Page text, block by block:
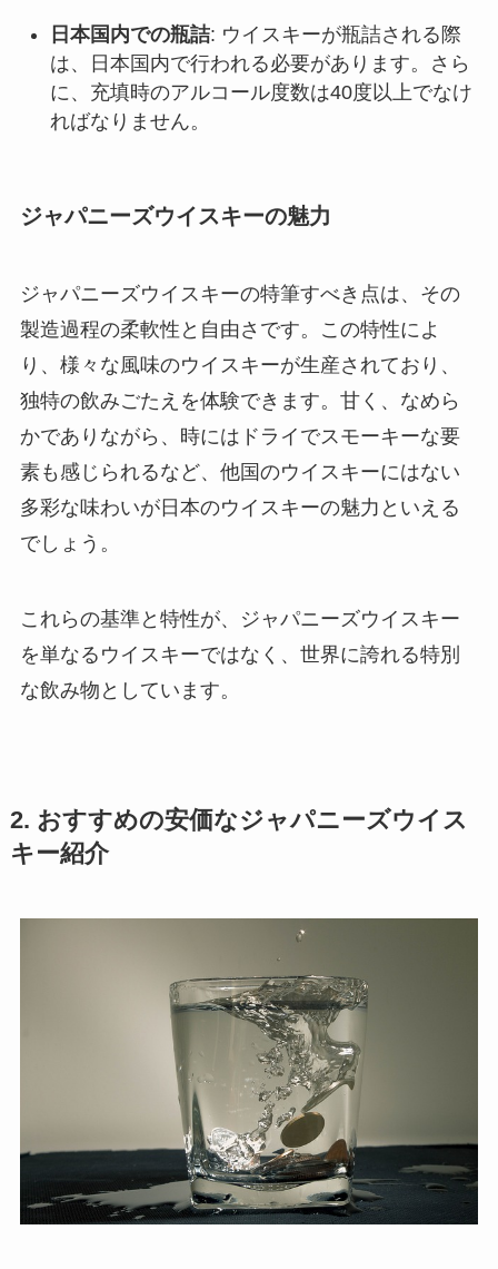
日本国内での瓶詰: ウイスキーが瓶詰される際
は、日本国内で行われる必要があります。さら
に、充填時のアルコール度数は40度以上でなけ
ればなりません。
ジャパニーズウイスキーの魅力
ジャパニーズウイスキーの特筆すべき点は、その
製造過程の柔軟性と自由さです。この特性によ
り、様々な風味のウイスキーが生産されており、
独特の飲みごたえを体験できます。甘く、なめら
かでありながら、時にはドライでスモーキーな要
素も感じられるなど、他国のウイスキーにはない
多彩な味わいが日本のウイスキーの魅力といえる
でしょう。
これらの基準と特性が、ジャパニーズウイスキー
を単なるウイスキーではなく、世界に誇れる特別
な飲み物としています。
2. おすすめの安価なジャパニーズウイス
キー紹介